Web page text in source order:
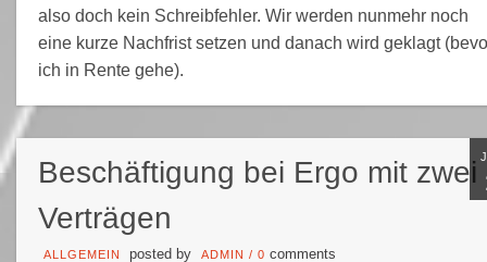
also doch kein Schreibfehler. Wir werden nunmehr noch
eine kurze Nachfrist setzen und danach wird geklagt
ich in Rente gehe).
Beschäftigung bei Ergo mit zwei
Verträgen
ALLGEMEIN posted by ADMIN / 0 comments